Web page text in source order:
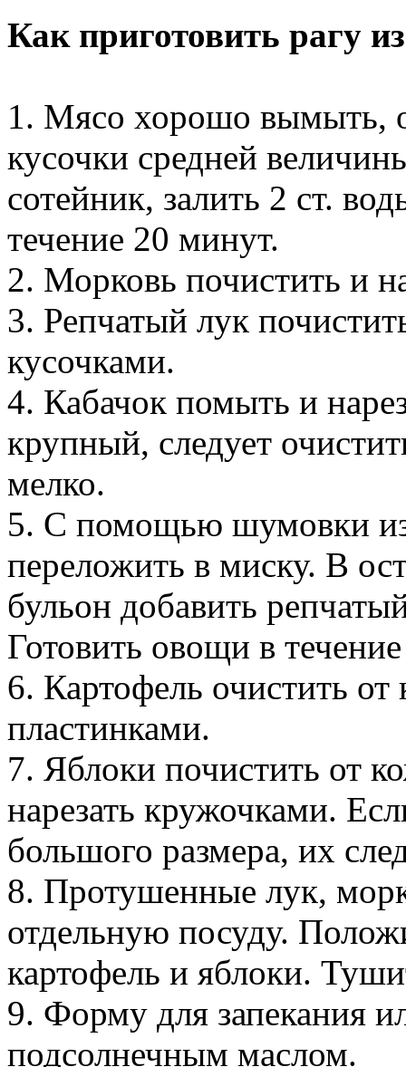
Как приготовить рагу
1. Мясо хорошо вымыть,
кусочки средней
сотейник, залить 2 ст.
течение 20 минут.
2. Морковь почистить и
3. Репчатый лук
кусочками.
4. Кабачок помыть и
крупный, следует
мелко.
5. С помощью шумовки
переложить в миску. В
бульон добавить
Готовить овощи в
6. Картофель очистить
пластинками.
7. Яблоки почистить от
нарезать кружочками.
большого размера, их
8. Протушенные лук,
отдельную посуду.
картофель и яблоки.
9. Форму для запекания
подсолнечным маслом.